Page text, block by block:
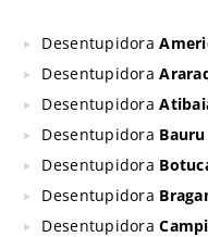
Desentupidora
Desentupidora
Desentupidora
Desentupidora Bauru
Desentupidora
Desentupidora
Desentupidora